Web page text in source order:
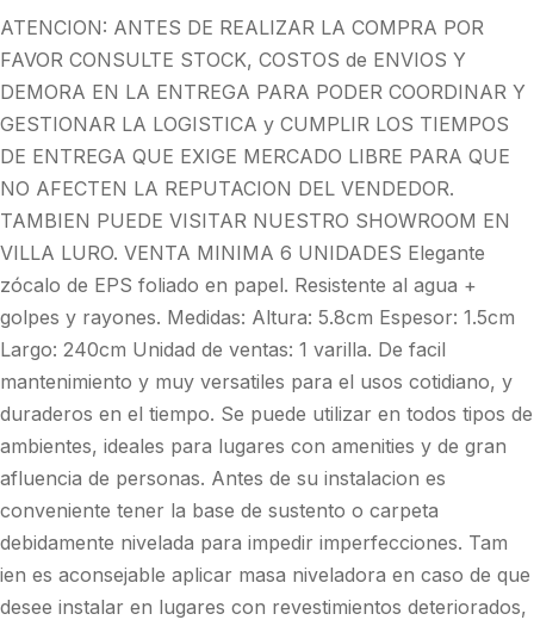
ATENCION: ANTES DE REALIZAR LA COMPRA POR
FAVOR CONSULTE STOCK, COSTOS de ENVIOS Y
DEMORA EN LA ENTREGA PARA PODER COORDINAR Y
GESTIONAR LA LOGISTICA y CUMPLIR LOS TIEMPOS
DE ENTREGA QUE EXIGE MERCADO LIBRE PARA QUE
NO AFECTEN LA REPUTACION DEL VENDEDOR.
TAMBIEN PUEDE VISITAR NUESTRO SHOWROOM EN
VILLA LURO. VENTA MINIMA 6 UNIDADES Elegante
zócalo de EPS foliado en papel. Resistente al agua +
golpes y rayones. Medidas: Altura: 5.8cm Espesor: 1.5cm
Largo: 240cm Unidad de ventas: 1 varilla. De facil
mantenimiento y muy versatiles para el usos cotidiano, y
duraderos en el tiempo. Se puede utilizar en todos tipos de
ambientes, ideales para lugares con amenities y de gran
afluencia de personas. Antes de su instalacion es
conveniente tener la base de sustento o carpeta
debidamente nivelada para impedir imperfecciones. Tam
ien es aconsejable aplicar masa niveladora en caso de que
desee instalar en lugares con revestimientos deteriorados,